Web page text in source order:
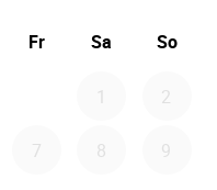
Fr Sa So
1 2
7 8 9